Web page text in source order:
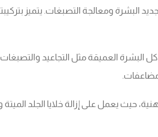
البشرة ومعالجة التصبغات. يتميز
البشرة العميقة مثل التجاعيد
حيث يعمل على إزالة خلايا الجلد